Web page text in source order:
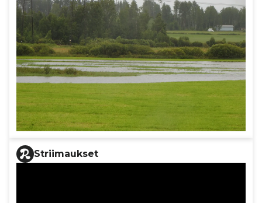
Striimaukset